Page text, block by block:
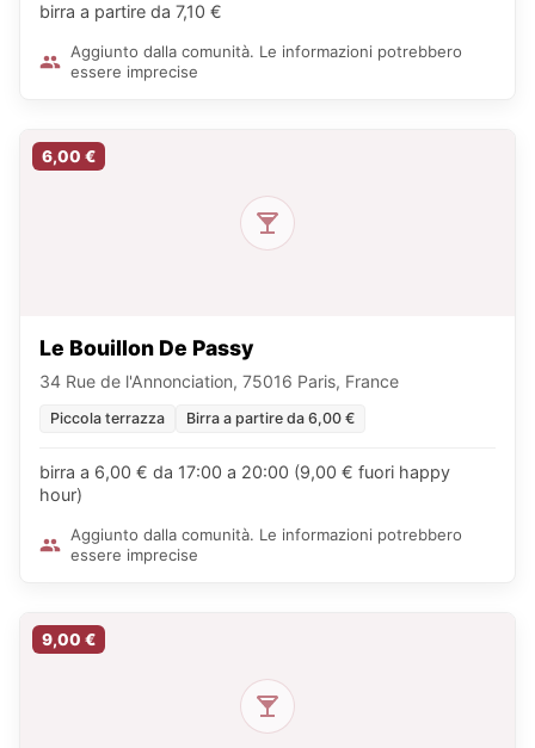
birra a partire da 7,10 €
Aggiunto dalla comunità. Le informazioni potrebbero
essere imprecise
6,00 €
Le Bouillon De Passy
34 Rue de l'Annonciation, 75016 Paris, France
Piccola terrazza Birra a partire da 6,00 €
birra a 6,00 € da 17:00 a 20:00 (9,00 € fuori happy
hour)
Aggiunto dalla comunità. Le informazioni potrebbero
essere imprecise
9,00 €